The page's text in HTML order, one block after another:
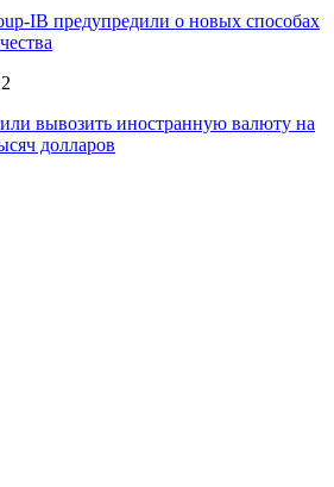
предупредили о новых способах
вывозить иностранную валюту на
долларов